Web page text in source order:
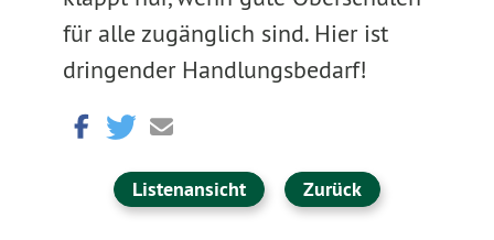
für alle zugänglich sind. Hier ist
dringender Handlungsbedarf!
Listenansicht Zurück